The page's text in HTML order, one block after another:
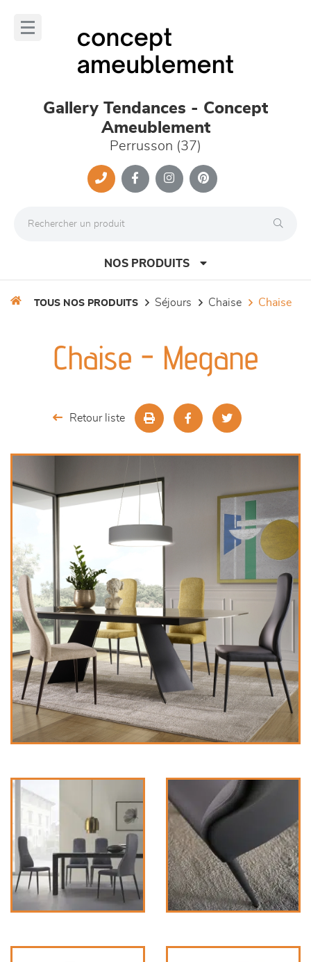
Gallery Tendances - Concept
Ameublement
Perrusson (37)
NOS PRODUITS
séjours
meubles de complément
literie
décoration
TOUS NOS PRODUITS séjours chaise chaise
Chaise - Megane
Retour liste